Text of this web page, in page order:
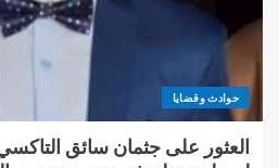
حوادث وقضايا
العثور على جثمان سائق